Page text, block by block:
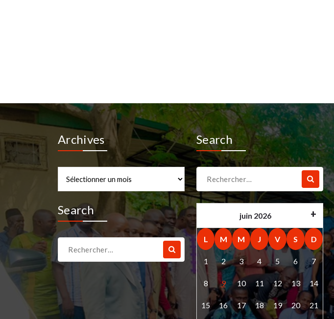
Archives Search
Recherche
pour :
Search
pour :
juin 2026
L M M J V S D
1 2 3 4 5 6 7
8 9 10 11 12 13 14
15 16 17 18 19 20 21